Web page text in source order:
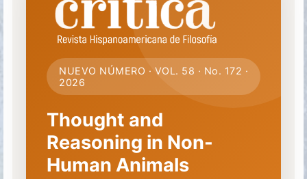
NUEVO NÚMERO · VOL. 58 · No. 172 ·
2026
Thought and
Reasoning in Non-
Human Animals